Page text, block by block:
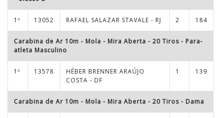
1º 13052 RAFAEL SALAZAR STAVALE - RJ 2 184
Carabina de Ar 10m - Mola - Mira Aberta - 20 Tiros - Para-
atleta Masculino
1º 13578
HÉBER BRENNER ARAÚJO
COSTA - DF
1 139
Carabina de Ar 10m - Mola - Mira Aberta - 20 Tiros - Dama